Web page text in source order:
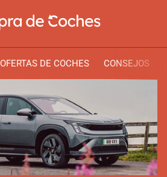
OFERTAS DE COCHES CONSEJOS